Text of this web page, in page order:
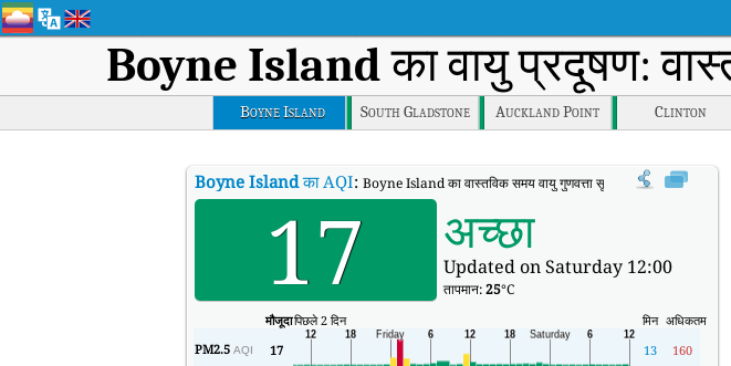
Boyne Islandका वायु प्रदूषण:
Boyne Island South Gladstone Auckland Point Clinton
Boyne Islandका AQI: Boyne Island का वास्तविक समय वायु गुणवत्ता सूचकांक (AQI)।
17 अच्छा
Updated on Saturday 12:00
तापमान:25°C
मौजूदापिछले 2 दिन मिन अधिकतम
PM2.5 AQI 17 13 160